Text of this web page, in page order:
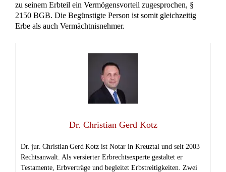
zu seinem Erbteil ein Vermögensvorteil zugesprochen, §
2150 BGB. Die Begünstigte Person ist somit gleichzeitig
Erbe als auch Vermächtnisnehmer.
Dr. Christian Gerd Kotz
Dr. jur. Christian Gerd Kotz ist Notar in Kreuztal und seit 2003
Rechtsanwalt. Als versierter Erbrechtsexperte gestaltet er
Testamente, Erbverträge und begleitet Erbstreitigkeiten. Zwei